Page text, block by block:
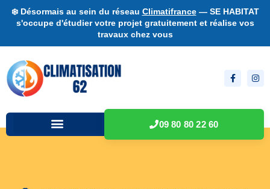
❄️ Désormais au sein du réseau Climatifrance— SE HABITAT
s'occupe d'étudier votre projet gratuitement et réalise vos
travaux chez vous
09 80 80 22 60